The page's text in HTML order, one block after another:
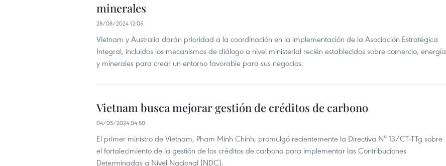
minerales
28/08/2024 12:05
Vietnam y Australia darán prioridad a la coordinación en la implementación de la Asociación Estratégica
Integral, incluidos los mecanismos de diálogo a nivel ministerial recién establecidos sobre comercio, energía
y minerales para crear un entorno favorable para sus negocios.
Vietnam busca mejorar gestión de créditos de carbono
04/05/2024 04:50
El primer ministro de Vietnam, Pham Minh Chinh, promulgó recientemente la Directiva N° 13/CT-TTg sobre
el fortalecimiento de la gestión de los créditos de carbono para implementar las Contribuciones
Determinadas a Nivel Nacional (NDC).